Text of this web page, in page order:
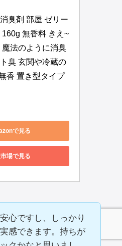
臭剤 部屋 ゼリー
160g 無香料 きえ~
魔法のように消臭
臭 玄関や冷蔵の
香 置き型タイプ
で見る
場で見る
心ですし、しっかり
感できます。持ちが